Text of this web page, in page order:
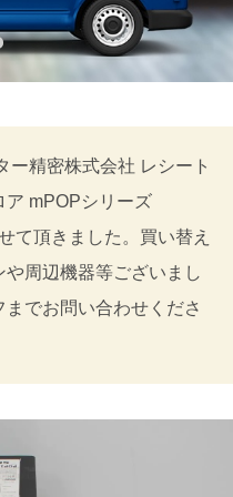
ー精密株式会社 レシート
ア mPOPシリーズ
て頂きました。買い替え
周辺機器等ございまし
でお問い合わせくださ